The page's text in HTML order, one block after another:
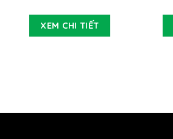
XEM CHI TIẾT